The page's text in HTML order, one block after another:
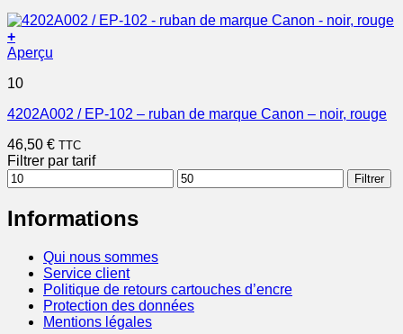
+
Aperçu
10
4202A002 / EP-102 – ruban de marque Canon – noir, rouge
46,50 € TTC
Filtrer par tarif
Prix
min
Prix
max
Filtrer
Informations
Qui nous sommes
Service client
Politique de retours cartouches d’encre
Protection des données
Mentions légales